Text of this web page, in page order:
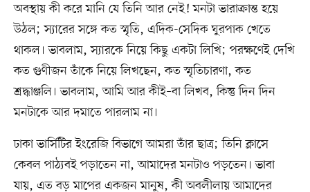
অবস্থায় কী করে মানি যে তিনি আর নেই! মনটা ভারাক্রান্ত হয়ে
উঠল; স্যারের সঙ্গে কত স্মৃতি, এদিক-সেদিক ঘুরপাক খেতে
থাকল। ভাবলাম, স্যারকে নিয়ে কিছু একটা লিখি; পরক্ষণেই দেখি
কত গুণীজন তাঁকে নিয়ে লিখছেন, কত স্মৃতিচারণা, কত
শ্রদ্ধাঞ্জলি। ভাবলাম, আমি আর কীই–বা লিখব, কিন্তু দিন দিন
মনটাকে আর দমাতে পারলাম না।
ঢাকা ভার্সিটির ইংরেজি বিভাগে আমরা তাঁর ছাত্র; তিনি ক্লাসে
কেবল পাঠ্যবই পড়াতেন না, আমাদের মনটাও পড়তেন। ভাবা
যায়, এত বড় মাপের একজন মানুষ, কী অবলীলায় আমাদের